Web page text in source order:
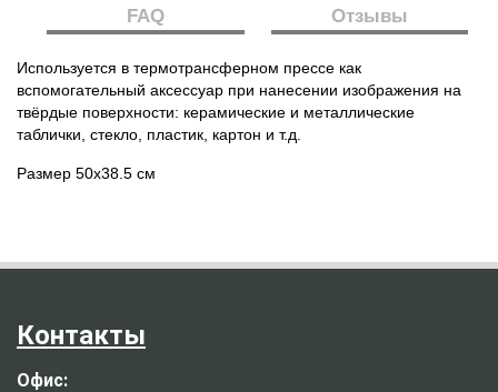
FAQ
Отзывы
Используется в термотрансферном прессе как
вспомогательный аксессуар при нанесении изображения на
твёрдые поверхности: керамические и металлические
таблички, стекло, пластик, картон и т.д.
Размер 50х38.5 см
Контакты
Офис: